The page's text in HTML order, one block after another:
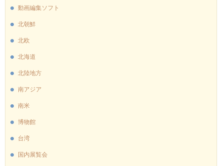
動画編集ソフト
北朝鮮
北欧
北海道
北陸地方
南アジア
南米
博物館
台湾
国内展覧会